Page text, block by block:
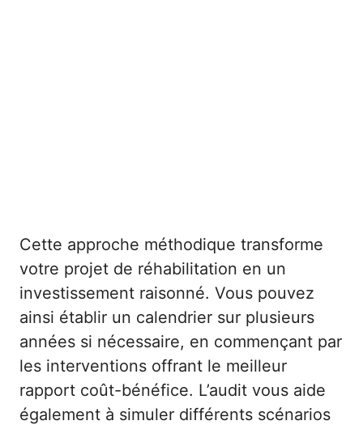
Cette approche méthodique transforme
votre projet de réhabilitation en un
investissement raisonné. Vous pouvez
ainsi établir un calendrier sur plusieurs
années si nécessaire, en commençant par
les interventions offrant le meilleur
rapport coût-bénéfice. L’audit vous aide
également à simuler différents scénarios